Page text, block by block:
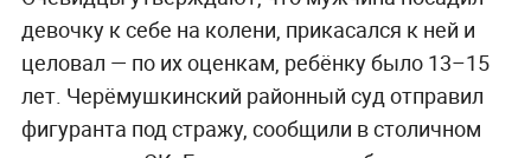
девочку к себе на колени, прикасался к ней и
целовал — по их оценкам, ребёнку было 13–15
лет. Черёмушкинский районный суд отправил
фигуранта под стражу, сообщили в столичном